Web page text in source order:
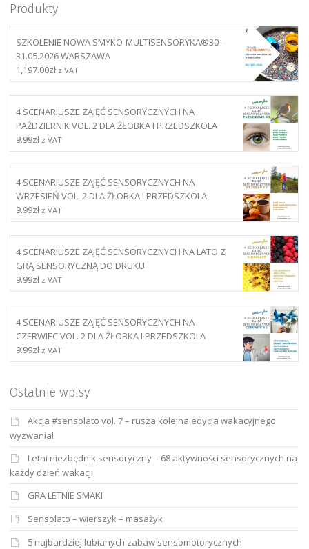
Produkty
SZKOLENIE NOWA SMYKO-MULTISENSORYKA®30-
31.05.2026 WARSZAWA
1,197.00zł z VAT
4 SCENARIUSZE ZAJĘĆ SENSORYCZNYCH NA
PAŹDZIERNIK VOL. 2 DLA ŻŁOBKA I PRZEDSZKOLA
9.99zł z VAT
4 SCENARIUSZE ZAJĘĆ SENSORYCZNYCH NA
WRZESIEŃ VOL. 2 DLA ŻŁOBKA I PRZEDSZKOLA
9.99zł z VAT
4 SCENARIUSZE ZAJĘĆ SENSORYCZNYCH NA LATO Z
GRĄ SENSORYCZNĄ DO DRUKU
9.99zł z VAT
4 SCENARIUSZE ZAJĘĆ SENSORYCZNYCH NA
CZERWIEC VOL. 2 DLA ŻŁOBKA I PRZEDSZKOLA
9.99zł z VAT
Ostatnie wpisy
Akcja #sensolato vol. 7 – rusza kolejna edycja wakacyjnego
wyzwania!
Letni niezbędnik sensoryczny – 68 aktywności sensorycznych na
każdy dzień wakacji
GRA LETNIE SMAKI
Sensolato – wierszyk – masażyk
5 najbardziej lubianych zabaw sensomotorycznych